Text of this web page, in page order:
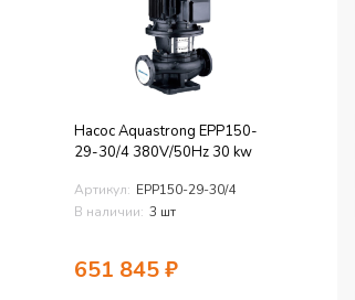
Насос Aquastrong EPP150-
29-30/4 380V/50Hz 30 kw
Артикул: EPP150-29-30/4
В наличии: 3 шт
651 845₽